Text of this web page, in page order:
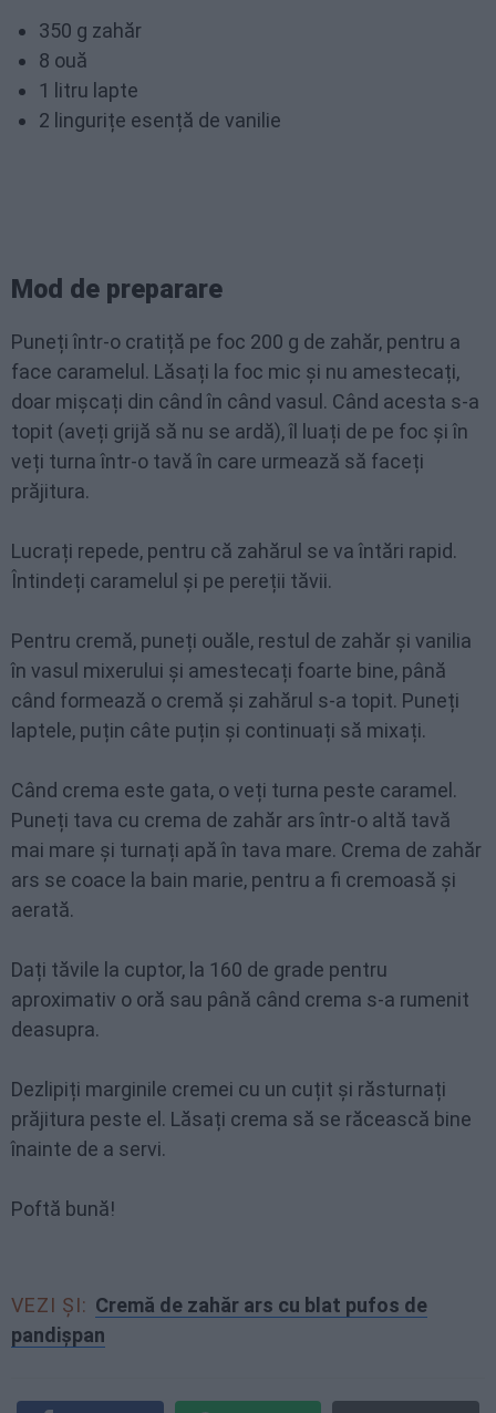
350 g zahăr
8 ouă
1 litru lapte
2 lingurițe esență de vanilie
Mod de preparare
Puneți într-o cratiță pe foc 200 g de zahăr, pentru a
face caramelul. Lăsați la foc mic și nu amestecați,
doar mișcați din când în când vasul. Când acesta s-a
topit (aveți grijă să nu se ardă), îl luați de pe foc și în
veți turna într-o tavă în care urmează să faceți
prăjitura.
Lucrați repede, pentru că zahărul se va întări rapid.
Întindeți caramelul și pe pereții tăvii.
Pentru cremă, puneți ouăle, restul de zahăr și vanilia
în vasul mixerului și amestecați foarte bine, până
când formează o cremă și zahărul s-a topit. Puneți
laptele, puțin câte puțin și continuați să mixați.
Când crema este gata, o veți turna peste caramel.
Puneți tava cu crema de zahăr ars într-o altă tavă
mai mare și turnați apă în tava mare. Crema de zahăr
ars se coace la bain marie, pentru a fi cremoasă și
aerată.
Dați tăvile la cuptor, la 160 de grade pentru
aproximativ o oră sau până când crema s-a rumenit
deasupra.
Dezlipiți marginile cremei cu un cuțit și răsturnați
prăjitura peste el. Lăsați crema să se răcească bine
înainte de a servi.
Poftă bună!
VEZI ȘI: Cremă de zahăr ars cu blat pufos de
pandișpan